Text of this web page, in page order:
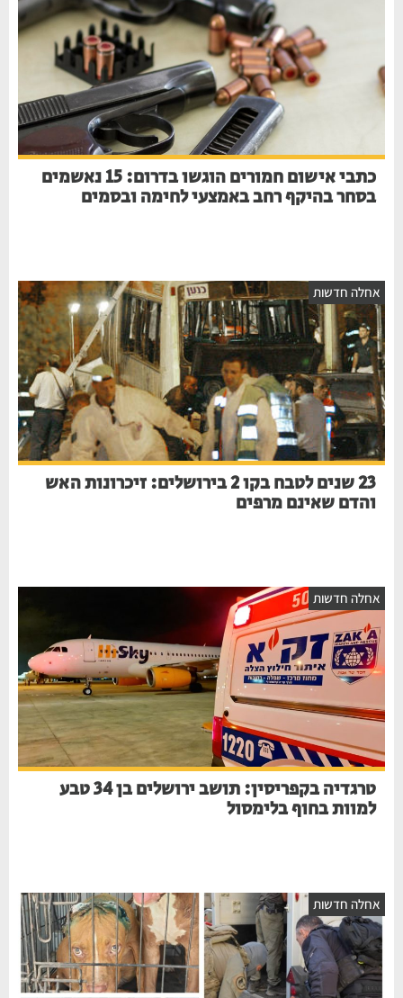
כתבי אישום חמורים הוגשו בדרום: 15 נאשמים
בסחר בהיקף רחב באמצעי לחימה ובסמים
אחלה חדשות
23 שנים לטבח בקו 2 בירושלים: זיכרונות האש
והדם שאינם מרפים
אחלה חדשות
טרגדיה בקפריסין: תושב ירושלים בן 34 טבע
למוות בחוף בלימסול
אחלה חדשות